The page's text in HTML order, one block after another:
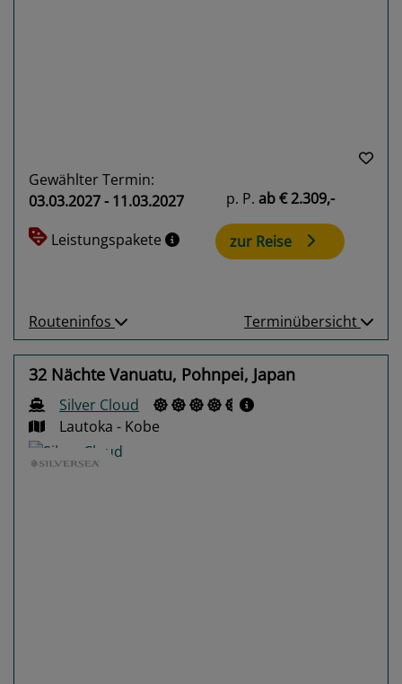
Gewählter Termin:
03.03.2027 - 11.03.2027
Leistungspakete
p. P. ab€ 2.309,-
zur Reise
Routeninfos Terminübersicht
32 Nächte Vanuatu, Pohnpei, Japan
Silver Cloud
Lautoka - Kobe